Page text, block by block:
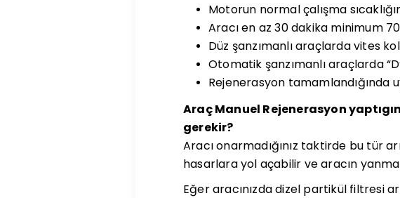
Motorun normal çalışma
Aracı en az 30 dakika minimum
Düz şanzımanlı araçlarda vites
Otomatik şanzımanlı araçlarda
Rejenerasyon tamamlandığında
Araç Manuel Rejenerasyon
gerekir?
Aracı onarmadığınız taktirde bu tür
hasarlara yol açabilir ve aracın
Eğer aracınızda dizel partikül filtresi